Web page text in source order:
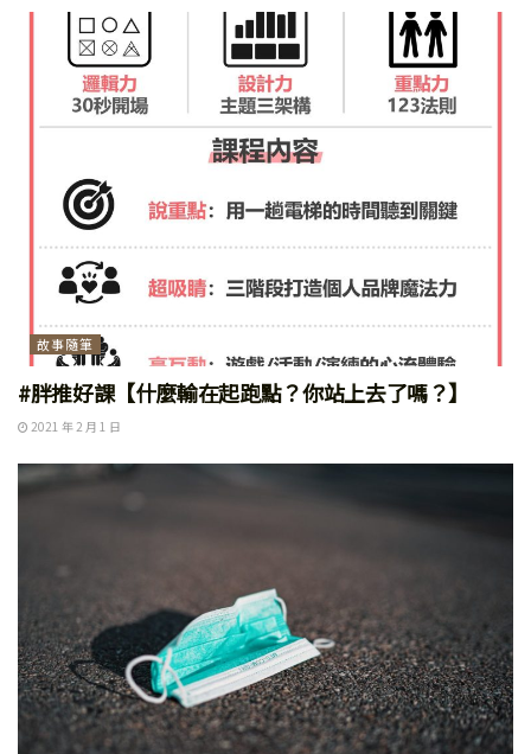
故事隨筆
#胖推好課【什麼輸在起跑點？你站上去了嗎？】
2021 年 2 月 1 日